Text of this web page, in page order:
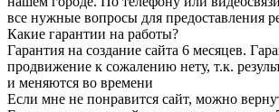
все нужные вопросы для предоставления
Какие гарантии на работы?
Гарантия на создание сайта 6 месяцев.
продвижение к сожалению нету, т.к.
и меняются во времени
Если мне не понравится сайт, можно